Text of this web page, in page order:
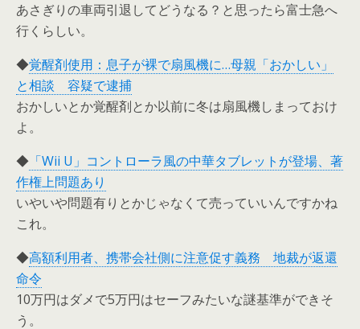
あさぎりの車両引退してどうなる？と思ったら富士急へ
行くらしい。
◆覚醒剤使用：息子が裸で扇風機に…母親「おかしい」
と相談 容疑で逮捕
おかしいとか覚醒剤とか以前に冬は扇風機しまっておけ
よ。
◆ 「Wii U」コントローラ風の中華タブレットが登場、著
作権上問題あり
いやいや問題有りとかじゃなくて売っていいんですかね
これ。
◆高額利用者、携帯会社側に注意促す義務 地裁が返還
命令
10万円はダメで5万円はセーフみたいな謎基準ができそ
う。